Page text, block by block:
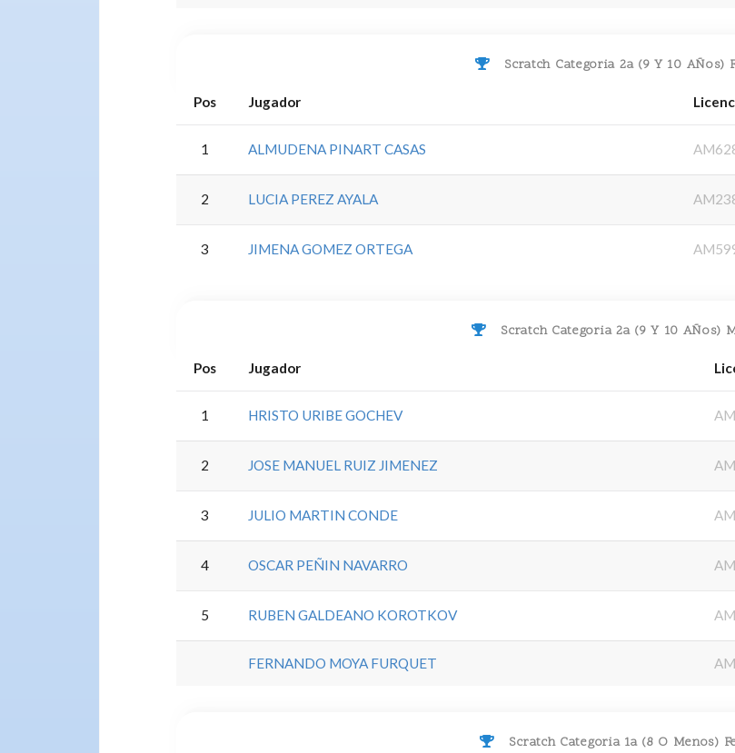
Scratch Categoria 2a (9 Y 10 AÑos)
Pos Jugador
1 ALMUDENA PINART CASAS
2 LUCIA PEREZ AYALA
3 JIMENA GOMEZ ORTEGA
Scratch Categoria 2a (9 Y 10 AÑos)
Pos Jugador
1 HRISTO URIBE GOCHEV
2 JOSE MANUEL RUIZ JIMENEZ
3 JULIO MARTIN CONDE
4 OSCAR PEÑIN NAVARRO
5 RUBEN GALDEANO KOROTKOV
FERNANDO MOYA FURQUET
Scratch Categoria 1a (8 O Menos)